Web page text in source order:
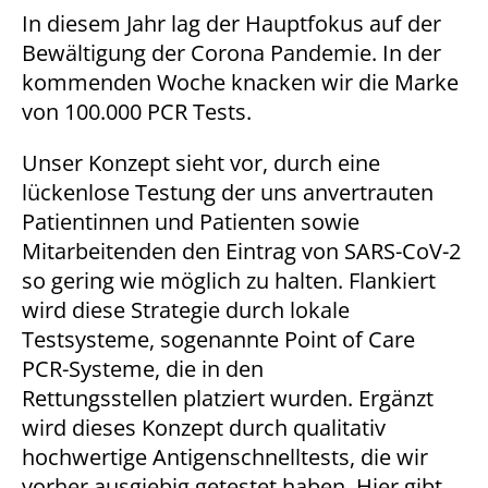
In diesem Jahr lag der Hauptfokus auf der
Bewältigung der Corona Pandemie. In der
kommenden Woche knacken wir die Marke
von 100.000 PCR Tests.
Unser Konzept sieht vor, durch eine
lückenlose Testung der uns anvertrauten
Patientinnen und Patienten sowie
Mitarbeitenden den Eintrag von SARS-CoV-2
so gering wie möglich zu halten. Flankiert
wird diese Strategie durch lokale
Testsysteme, sogenannte Point of Care
PCR-Systeme, die in den
Rettungsstellen platziert wurden. Ergänzt
wird dieses Konzept durch qualitativ
hochwertige Antigenschnelltests, die wir
STATISTIK
Diese Informationen helfen uns zu verstehen, wie
unsere Besucher unsere Website nutzen.
Matomo
Name:
_pk_*.*
Anbieter:
Matomo
Zweck:
Cookie von Matomo für Website-Analysen. Erzeugt
statistische Daten darüber, wie der Besucher die
Website nutzt.